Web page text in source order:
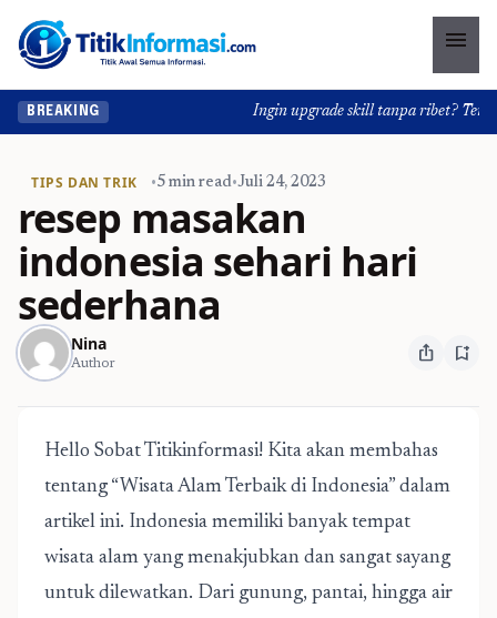
menu
BREAKING Ingin upgrade skill tanpa ribet?
TIPS DAN TRIK •5 min read•Juli 24, 2023
resep masakan
indonesia sehari hari
sederhana
Nina
Author ios_share bookmark_add
Hello Sobat Titikinformasi! Kita akan membahas
tentang “Wisata Alam Terbaik di Indonesia” dalam
artikel ini. Indonesia memiliki banyak tempat
wisata alam yang menakjubkan dan sangat sayang
untuk dilewatkan. Dari gunung, pantai, hingga air